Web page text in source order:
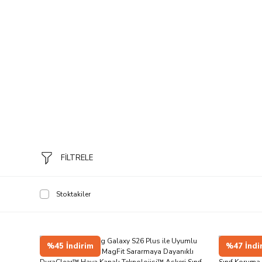
FİLTRELE
Stoktakiler
%45 İndirim %47